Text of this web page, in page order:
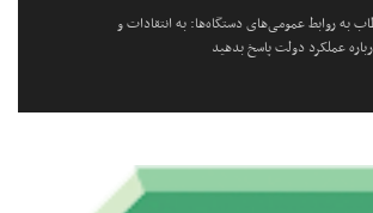
به روابط عمومی‌های دستگاه‌ها: به انتقادات و
عملکرد دولت پاسخ بدهید